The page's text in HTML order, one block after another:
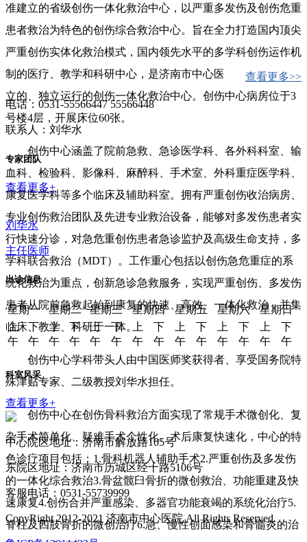
准建立的省级创伤一体化救治中心，以严重多发伤及创伤危重
患者救治为特色的创伤综合救治中心。旨在全力打造国内顶尖
严重创伤实体化救治模式，国内领先水平的多学科创伤运作机
制的医疗、教学和科研中心，是济南市中心医院东院区最新设
立的、独立运行的创伤一体化救治中心。创伤中心病房位于3
号楼4层，开展床位60张。
创伤中心涵盖了院前急救、急诊医学科、各外科科室、输
血科、检验科、影像科、麻醉科、手术室、外科重症医学科、
康复医学科等多个临床及辅助科室。拥有严重创伤收治病房、
专业创伤救治团队及先进专业救治设备，能够对多发伤患者实
行快速分诊，对急危重创伤患者急诊监护及高级生命支持，多
学科联合救治（MDT）。工作重心包括以创伤急危重症的系
统化救治为重点，创新急诊急救服务，实现严重创伤、多发伤
患者从院前急救起始到康复的快速、高效、一体化救治，并集
临床、教学、科研于一体。
创伤中心学科带头人由中国医师奖获得者、享受国务院特
殊津贴专家、二级教授刘华水担任。
创伤中心在创伤骨科救治方面实现了常规手术微创化、复
杂手术简单化、疑难手术个性化、术后康复快速化，中心的特
色诊疗项目包括：1.骨科机器人辅助手术2.严重创伤及多发伤
的一体化综合救治3.骨盆髋臼骨折的微创救治、功能重建及快
速康复4.创伤合并严重感染、多器官功能衰竭的系统化治疗5.
脊柱及四肢骨折的微创治疗6.急、慢性创面感染和骨髓炎的治
查看更多>>
电话：0531-55566447 55566448
联系人：刘华水
专家团队
查看更多+
刘华水
主任医师
出诊信息
星期一 星期二 星期三 星期四 星期五 星期六
星期日
上
午
下
午
上
午
下
午
上
午
下
午
上
午
下
午
上
午
下
午
上
午
下
午
上
午
下
午
科室风采
查看更多+
中心院区地址：济南市解放路105号
东院区地址：济南市历城区经十路5106号
客服电话：0531-55739999
CopyRight 2012-2021 济南市中心医院 All Rights Reserved.